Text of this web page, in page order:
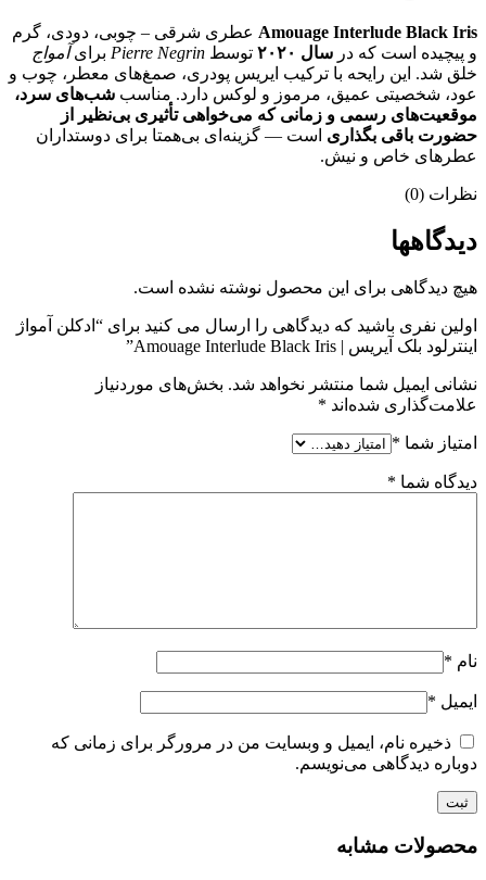
Amouage Interlude Black Iris عطری شرقی – چوبی، دودی، گرم
و پیچیده است که در سال ۲۰۲۰ توسط Pierre Negrin برایآمواج
خلق شد. این رایحه با ترکیب ایریس پودری، صمغ‌های معطر، چوب و
عود، شخصیتی عمیق، مرموز و لوکس دارد. مناسب شب‌های سرد،
موقعیت‌های رسمی و زمانی که می‌خواهی تأثیری بی‌نظیر از
حضورت باقی بگذاری است — گزینه‌ای بی‌همتا برای دوستداران
عطرهای خاص و نیش.
نظرات (0)
دیدگاهها
هیچ دیدگاهی برای این محصول نوشته نشده است.
اولین نفری باشید که دیدگاهی را ارسال می کنید برای “ادکلن آمواژ
اینترلود بلک آیریس | Amouage Interlude Black Iris”
نشانی ایمیل شما منتشر نخواهد شد. بخش‌های موردنیاز
علامت‌گذاری شده‌اند *
امتیاز شما *
دیدگاه شما *
نام *
ایمیل *
ذخیره نام، ایمیل و وبسایت من در مرورگر برای زمانی که
دوباره دیدگاهی می‌نویسم.
محصولات مشابه